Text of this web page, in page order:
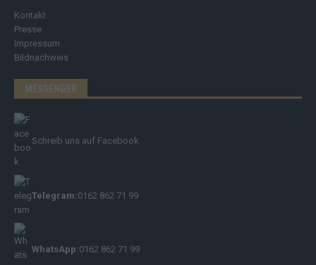
Kontakt
Presse
Impressum
Bildnachweis
MESSENGER
Schreib uns auf Facebook
Telegram:0162 862 71 99
WhatsApp:0162 862 71 99